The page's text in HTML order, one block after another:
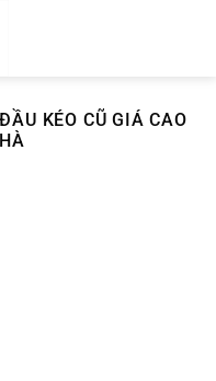
KÉO CŨ GIÁ CAO